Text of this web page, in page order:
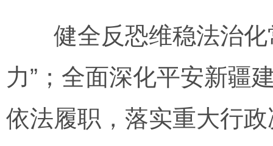
健全反恐维稳法治化
力”；全面深化平安新疆
依法履职，落实重大行